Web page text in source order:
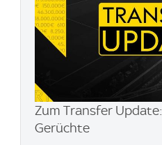
Zum Transfer
Gerüchte